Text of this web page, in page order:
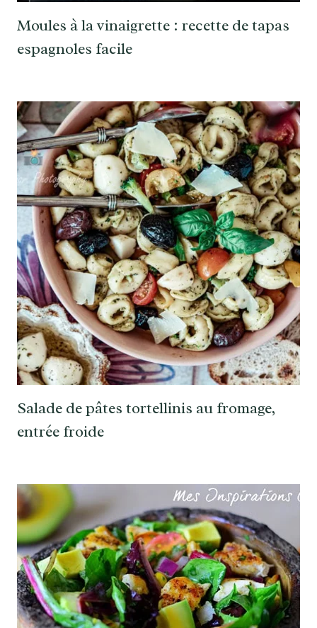
Moules à la vinaigrette : recette de tapas
espagnoles facile
Salade de pâtes tortellinis au fromage,
entrée froide